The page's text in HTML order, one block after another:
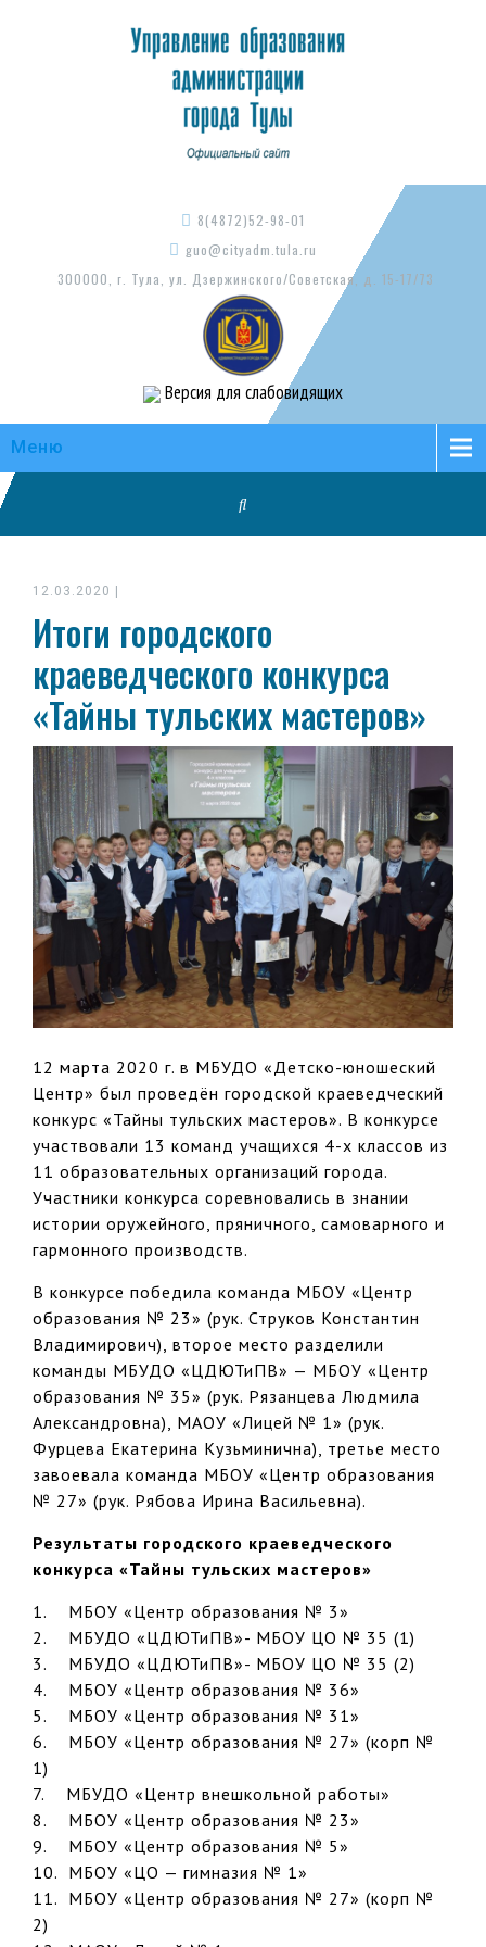
8(4872)52-98-01
guo@cityadm.tula.ru
300000, г. Тула, ул. Дзержинского/Советская, д. 15-17/73
Версия для слабовидящих
Меню
12.03.2020
Итоги городского
краеведческого конкурса
«Тайны тульских мастеров»
12 марта 2020 г. в МБУДО «Детско-юношеский
Центр» был проведён городской краеведческий
конкурс «Тайны тульских мастеров». В конкурсе
участвовали 13 команд учащихся 4-х классов из
11 образовательных организаций города.
Участники конкурса соревновались в знании
истории оружейного, пряничного, самоварного и
гармонного производств.
В конкурсе победила команда МБОУ «Центр
образования № 23» (рук. Струков Константин
Владимирович), второе место разделили
команды МБУДО «ЦДЮТиПВ» — МБОУ «Центр
образования № 35» (рук. Рязанцева Людмила
Александровна), МАОУ «Лицей № 1» (рук.
Фурцева Екатерина Кузьминична), третье место
завоевала команда МБОУ «Центр образования
№ 27» (рук. Рябова Ирина Васильевна).
Результаты городского краеведческого
конкурса «Тайны тульских мастеров»
1. МБОУ «Центр образования № 3»
2. МБУДО «ЦДЮТиПВ»- МБОУ ЦО № 35 (1)
3. МБУДО «ЦДЮТиПВ»- МБОУ ЦО № 35 (2)
4. МБОУ «Центр образования № 36»
5. МБОУ «Центр образования № 31»
6. МБОУ «Центр образования № 27» (корп №
1)
7. МБУДО «Центр внешкольной работы»
8. МБОУ «Центр образования № 23»
9. МБОУ «Центр образования № 5»
10. МБОУ «ЦО — гимназия № 1»
11. МБОУ «Центр образования № 27» (корп №
2)